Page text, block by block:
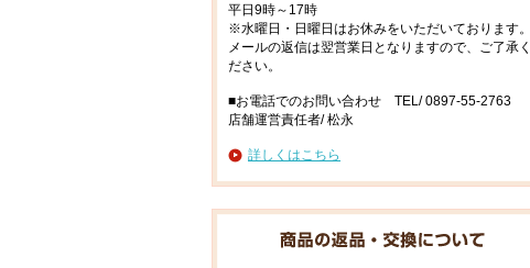
平日9時～17時
※水曜日・日曜日はお休みをいただいております。
メールの返信は翌営業日となりますので、ご了承く
ださい。
■お電話でのお問い合わせ TEL/ 0897-55-2763
店舗運営責任者/ 松永
詳しくはこちら